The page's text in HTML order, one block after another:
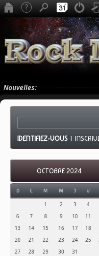
Nouvelles:
IDENTIFIEZ-VOUS |
OCTOBRE 2024
D L M M J V
1 2 3 4
6
7 8 9 10 11
13
14 15 16 17 18
20
21 22 23 24 25
27
28 29 30 31